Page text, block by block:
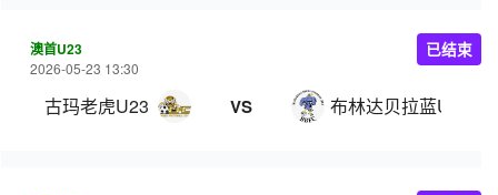
澳首U23
2026-05-23 13:30
古玛老虎U23 VS 布林达贝拉蓝U23
已结束